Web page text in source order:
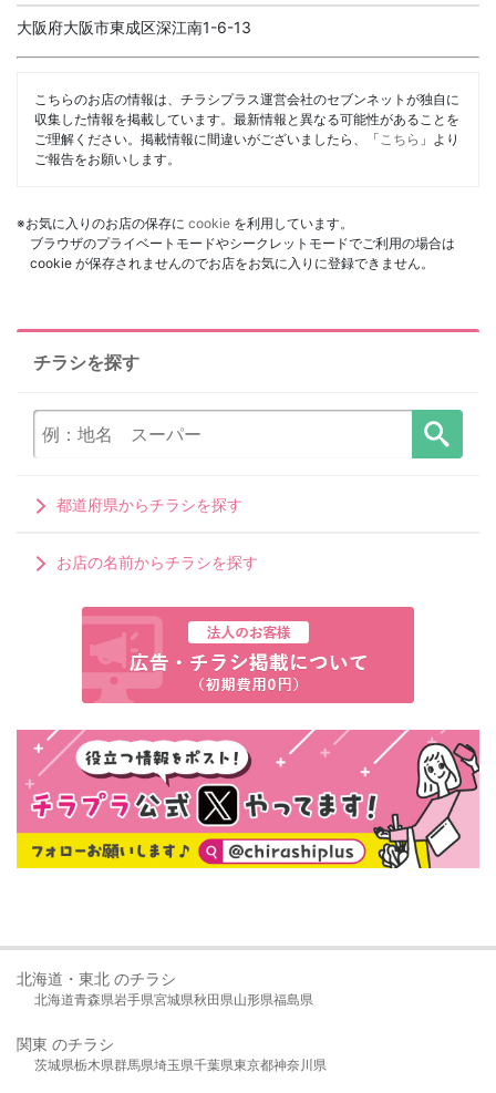
大阪府大阪市東成区深江南1-6-13
こちらのお店の情報は、チラシプラス運営会社のセブンネットが独自に
収集した情報を掲載しています。最新情報と異なる可能性があることを
ご理解ください。掲載情報に間違いがございましたら、「 こちら 」より
ご報告をお願いします。
※お気に入りのお店の保存に cookie を利用しています。
ブラウザのプライベートモードやシークレットモードでご利用の場合は
cookie が保存されませんのでお店をお気に入りに登録できません。
チラシを探す
都道府県からチラシを探す
お店の名前からチラシを探す
北海道・東北 のチラシ
北海道青森県岩手県宮城県秋田県山形県福島県
関東 のチラシ
茨城県栃木県群馬県埼玉県千葉県東京都神奈川県